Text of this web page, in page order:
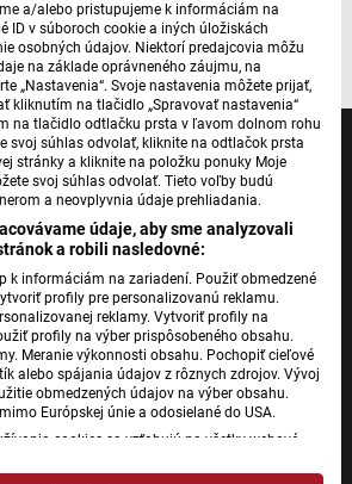
a/alebo pristupujeme k informáciám na
ID v súboroch cookie a iných úložiskách
osobných údajov. Niektorí predajcovia môžu
na základe oprávneného záujmu, na
„Nastavenia“. Svoje nastavenia môžete prijať,
kliknutím na tlačidlo „Spravovať nastavenia“
na tlačidlo odtlačku prsta v ľavom dolnom rohu
svoj súhlas odvolať, kliknite na odtlačok prsta
stránky a kliknite na položku ponuky Moje
svoj súhlas odvolať. Tieto voľby budú
a neovplyvnia údaje prehliadania.
údaje, aby sme analyzovali
a robili nasledovné:
k informáciám na zariadení. Použiť obmedzené
profily pre personalizovanú reklamu.
reklamy. Vytvoriť profily na
profily na výber prispôsobeného obsahu.
Meranie výkonnosti obsahu. Pochopiť cieľové
alebo spájania údajov z rôznych zdrojov. Vývoj
obmedzených údajov na výber obsahu.
Európskej únie a odosielané do USA.
cookies sa vzťahujú na všetky webové
Rádio Patria, Rádio Devín, RTVS, Hudobné